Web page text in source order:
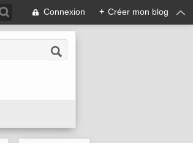
Connexion + Créer mon blog